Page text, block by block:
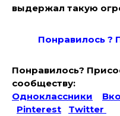
выдержал такую
Понравилось ?
Понравилось?
сообществу:
Одноклассники
Pinterest
Twitter